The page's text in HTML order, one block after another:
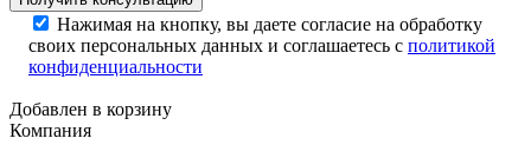
Нажимая на кнопку, вы даете согласие на обработку
своих персональных данных и соглашаетесь с политикой
конфиденциальности
Добавлен в корзину
Компания